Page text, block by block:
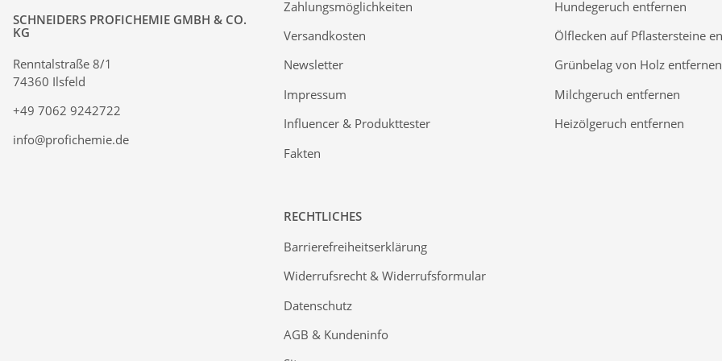
SCHNEIDERS PROFICHEMIE GMBH & CO.
KG
Renntalstraße 8/1
74360 Ilsfeld
+49 7062 9242722
info@profichemie.de
Zahlungsmöglichkeiten
Versandkosten
Newsletter
Impressum
Influencer & Produkttester
Fakten
RECHTLICHES
Barrierefreiheitserklärung
Widerrufsrecht & Widerrufsformular
Datenschutz
AGB & Kundeninfo
Hundegeruch entfernen
Ölflecken auf Pflastersteine
Grünbelag von Holz entfernen
Milchgeruch entfernen
Heizölgeruch entfernen